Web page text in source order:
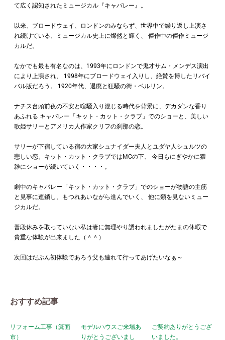
て広く認知されたミュージカル『キャバレー』。
以来、ブロードウェイ、ロンドンのみならず、世界中で繰り返し上演さ
れ続けている、ミュージカル史上に燦然と輝く、 傑作中の傑作ミュージ
カルだ。
なかでも最も有名なのは、1993年にロンドンで鬼才サム・メンデス演出
により上演され、 1998年にブロードウェイ入りし、絶賛を博したリバイ
バル版だろう。 1920年代、退廃と狂騒の街・ベルリン。
ナチス台頭前夜の不安と喧騒入り混じる時代を背景に、デカダンな香り
あふれる キャバレー「キット・カット・クラブ」でのショーと、美しい
歌姫サリーとアメリカ人作家クリフの刹那の恋。
サリーが下宿している宿の大家シュナイダー夫人とユダヤ人シュルツの
悲しい恋。キット・カット・クラブではMCの下、 今日もにぎやかに猥
雑にショーが続いていく・・・・。
劇中のキャバレー「キット・カット・クラブ」でのショーが物語の主筋
と見事に連鎖し、もつれあいながら進んでいく、 他に類を見ないミュー
ジカルだ。
普段休みを取っていない私は妻に無理やり誘われましたがたまの休暇で
貴重な体験が出来ました（＾＾）
次回はだぶん初体験であろう父も連れて行ってあげたいなぁ～
おすすめ記事
リフォーム工事（箕面
市）
モデルハウスご来場あ
りがとうございまし
ご契約ありがとうござ
いました。